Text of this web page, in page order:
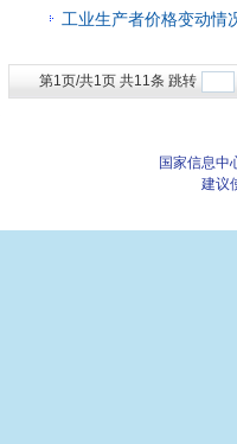
工业生产者价格变动情
第1页/共1页 共11条 跳转
国家信息中
建议